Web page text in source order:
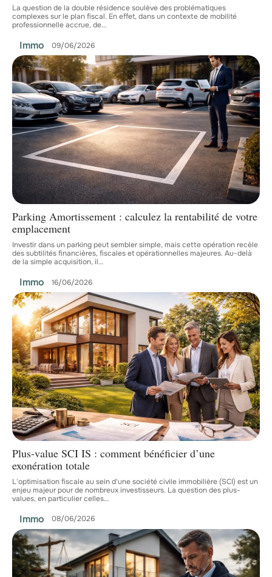
La question de la double résidence soulève des problématiques
complexes sur le plan fiscal. En effet, dans un contexte de mobilité
professionnelle accrue, de…
Immo 09/06/2026
Parking Amortissement : calculez la rentabilité de votre
emplacement
Investir dans un parking peut sembler simple, mais cette opération recèle
des subtilités financières, fiscales et opérationnelles majeures. Au-delà
de la simple acquisition, il…
Immo 16/06/2026
Plus-value SCI IS : comment bénéficier d’une
exonération totale
L'optimisation fiscale au sein d'une société civile immobilière (SCI) est un
enjeu majeur pour de nombreux investisseurs. La question des plus-
values, en particulier celles…
Immo 08/06/2026